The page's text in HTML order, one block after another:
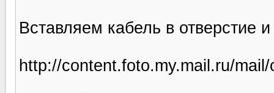
Вставляем кабель в отверстие
http://content.foto.my.mail.ru/